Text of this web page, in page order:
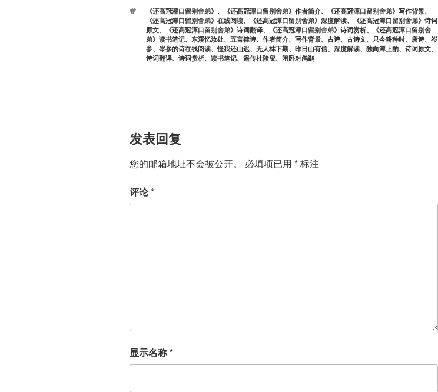
标
签
《还高冠潭口留别舍弟》 、 《还高冠潭口留别舍弟》作者简介、 《还高冠潭口留别舍弟》写作背景、
《还高冠潭口留别舍弟》在线阅读、 《还高冠潭口留别舍弟》深度解读、
《还高冠潭口留别舍弟》诗词
原文、 《还高冠潭口留别舍弟》诗词翻译、 《还高冠潭口留别舍弟》诗词赏析、
《还高冠潭口留别舍
弟》读书笔记、 东溪忆汝处、 五言律诗、 作者简介、 写作背景、 古诗、 古诗文、 只今耕种时、 唐诗、 岑
参、 岑参的诗在线阅读、怪我还山迟、 无人林下期、 昨日山有信、 深度解读、 独向潭上酌、 诗词原文、
诗词翻译、 诗词赏析、 读书笔记、 遥传杜陵叟、 闲卧对鸬鹚
发表回复
您的邮箱地址不会被公开。 必填项已用 *标注
评论*
显示名称*